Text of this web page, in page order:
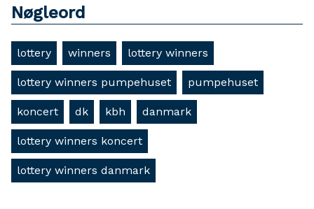
Nøgleord
lottery winners lottery winners
lottery winners pumpehuset pumpehuset
koncert dk kbh danmark
lottery winners koncert
lottery winners danmark